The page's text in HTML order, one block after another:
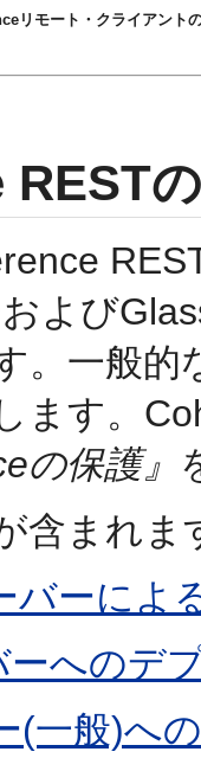
リモート・クライアント
よび
。一般
ます。
の保護』
含まれま
バーによ
ーへのデ
(一般)へ